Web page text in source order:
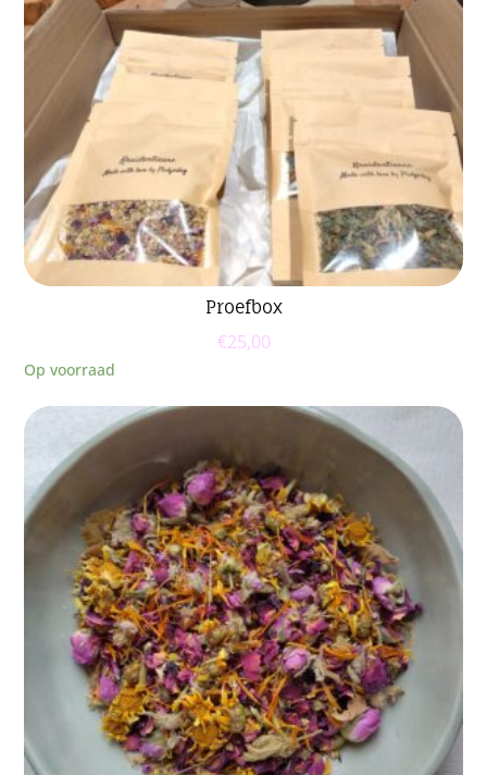
Proefbox
€25,00
Op voorraad